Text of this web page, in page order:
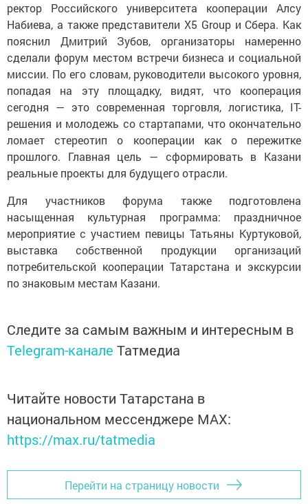
ректор Российского университета кооперации Алсу
Набиева, а также представители X5 Group и Сбера. Как
пояснил Дмитрий Зубов, организаторы намеренно
сделали форум местом встречи бизнеса и социальной
миссии. По его словам, руководители высокого уровня,
попадая на эту площадку, видят, что кооперация
сегодня — это современная торговля, логистика, IT-
решения и молодежь со стартапами, что окончательно
ломает стереотип о кооперации как о пережитке
прошлого. Главная цель — сформировать в Казани
реальные проекты для будущего отрасли.
Для участников форума также подготовлена
насыщенная культурная программа: праздничное
мероприятие с участием певицы Татьяны Куртуковой,
выставка собственной продукции организаций
потребительской кооперации Татарстана и экскурсии
по знаковым местам Казани.
Следите за самым важным и интересным в
Telegram-канале Татмедиа
Читайте новости Татарстана в
национальном мессенджере MАХ:
https://max.ru/tatmedia
Перейти на страницу новости